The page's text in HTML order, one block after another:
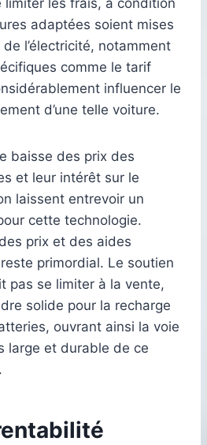
limiter les frais, à condition
adaptées soient mises
l’électricité, notamment
comme le tarif
influencer le
d’une telle voiture.
baisse des prix des
et leur intérêt sur le
laissent entrevoir un
cette technologie.
prix et des aides
primordial. Le soutien
pas se limiter à la vente,
solide pour la recharge
ouvrant ainsi la voie
large et durable de ce